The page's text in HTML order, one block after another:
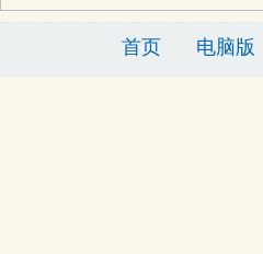
首页 电脑版